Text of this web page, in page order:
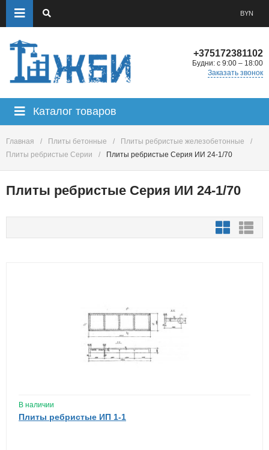
BYN
+375172381102
Будни: с 9:00 – 18:00
Заказать звонок
Каталог товаров
Главная / Плиты бетонные / Плиты ребристые железобетонные
/
Плиты ребристые Серии
/ Плиты ребристые Серия ИИ 24-1/70
Плиты ребристые Серия ИИ 24-1/70
В наличии
Плиты ребристые ИП 1-1